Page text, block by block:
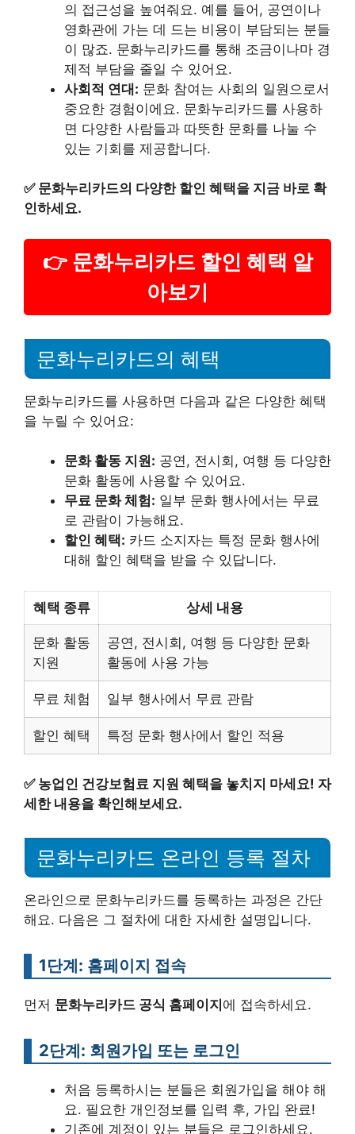
의 접근성을 높여줘요. 예를 들어, 공연이나
영화관에 가는 데 드는 비용이 부담되는 분들
이 많죠. 문화누리카드를 통해 조금이나마 경
제적 부담을 줄일 수 있어요.
사회적 연대: 문화 참여는 사회의 일원으로서
중요한 경험이에요. 문화누리카드를 사용하
면 다양한 사람들과 따뜻한 문화를 나눌 수
있는 기회를 제공합니다.
✅ 문화누리카드의 다양한 할인 혜택을 지금 바로 확
인하세요.
👉 문화누리카드 할인 혜택 알
아보기
문화누리카드의 혜택
문화누리카드를 사용하면 다음과 같은 다양한 혜택
을 누릴 수 있어요:
문화 활동 지원: 공연, 전시회, 여행 등 다양한
문화 활동에 사용할 수 있어요.
무료 문화 체험: 일부 문화 행사에서는 무료
로 관람이 가능해요.
할인 혜택: 카드 소지자는 특정 문화 행사에
대해 할인 혜택을 받을 수 있답니다.
혜택 종류 상세 내용
문화 활동
지원
공연, 전시회, 여행 등 다양한 문화
활동에 사용 가능
무료 체험 일부 행사에서 무료 관람
할인 혜택 특정 문화 행사에서 할인 적용
✅ 농업인 건강보험료 지원 혜택을 놓치지 마세요! 자
세한 내용을 확인해보세요.
문화누리카드 온라인 등록 절차
온라인으로 문화누리카드를 등록하는 과정은 간단
해요. 다음은 그 절차에 대한 자세한 설명입니다.
1단계: 홈페이지 접속
먼저 문화누리카드 공식 홈페이지에 접속하세요.
2단계: 회원가입 또는 로그인
처음 등록하시는 분들은 회원가입을 해야 해
요. 필요한 개인정보를 입력 후, 가입 완료!
기존에 계정이 있는 분들은 로그인하세요.